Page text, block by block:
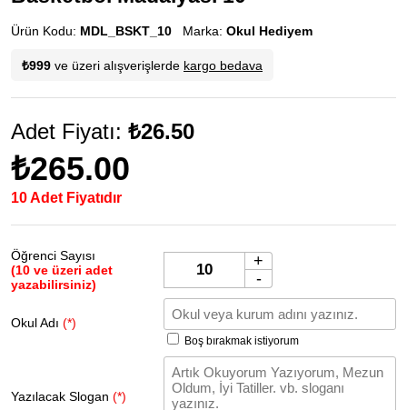
Ürün Kodu: MDL_BSKT_10 Marka: Okul Hediyem
₺999 ve üzeri alışverişlerde kargo bedava
Adet Fiyatı: ₺26.50
₺265.00
10 Adet Fiyatıdır
Öğrenci Sayısı
(10 ve üzeri adet
yazabilirsiniz)
+
-
Okul Adı (*)
Boş bırakmak istiyorum
Yazılacak Slogan (*)